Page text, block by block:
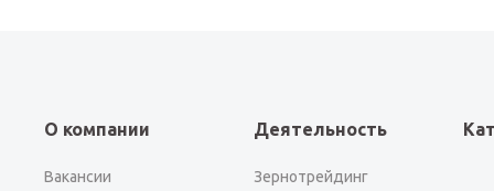
О компании
Вакансии
Деятельность
Зернотрейдинг